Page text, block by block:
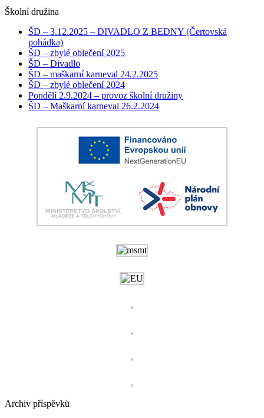
Školní družina
ŠD – 3.12.2025 – DIVADLO Z BEDNY (Čertovská
pohádka)
ŠD – zbylé oblečení 2025
ŠD – Divadlo
ŠD – maškarní karneval 24.2.2025
ŠD – zbylé oblečení 2024
Pondělí 2.9.2024 – provoz školní družiny
ŠD – Maškarní karneval 26.2.2024
Archiv příspěvků